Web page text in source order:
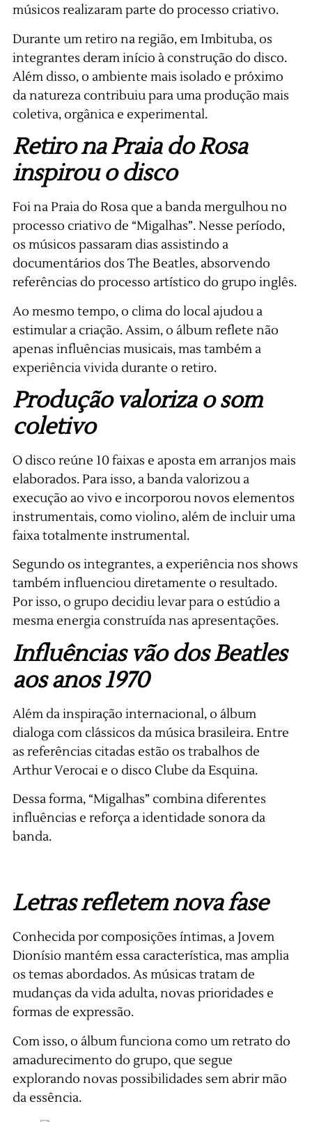
músicos realizaram parte do processo criativo.
Durante um retiro na região, em Imbituba, os
integrantes deram início à construção do disco.
Além disso, o ambiente mais isolado e próximo
da natureza contribuiu para uma produção mais
coletiva, orgânica e experimental.
Retiro na Praia do Rosa
inspirou o disco
Foi na Praia do Rosa que a banda mergulhou no
processo criativo de “Migalhas”. Nesse período,
os músicos passaram dias assistindo a
documentários dos The Beatles, absorvendo
referências do processo artístico do grupo inglês.
Ao mesmo tempo, o clima do local ajudou a
estimular a criação. Assim, o álbum reflete não
apenas influências musicais, mas também a
experiência vivida durante o retiro.
Produção valoriza o som
coletivo
O disco reúne 10 faixas e aposta em arranjos mais
elaborados. Para isso, a banda valorizou a
execução ao vivo e incorporou novos elementos
instrumentais, como violino, além de incluir uma
faixa totalmente instrumental.
Segundo os integrantes, a experiência nos shows
também influenciou diretamente o resultado.
Por isso, o grupo decidiu levar para o estúdio a
mesma energia construída nas apresentações.
Influências vão dos Beatles
aos anos 1970
Além da inspiração internacional, o álbum
dialoga com clássicos da música brasileira. Entre
as referências citadas estão os trabalhos de
Arthur Verocai e o disco Clube da Esquina.
Dessa forma, “Migalhas” combina diferentes
influências e reforça a identidade sonora da
banda.
Letras refletem nova fase
Conhecida por composições íntimas, a Jovem
Dionísio mantém essa característica, mas amplia
os temas abordados. As músicas tratam de
mudanças da vida adulta, novas prioridades e
formas de expressão.
Com isso, o álbum funciona como um retrato do
amadurecimento do grupo, que segue
explorando novas possibilidades sem abrir mão
da essência.